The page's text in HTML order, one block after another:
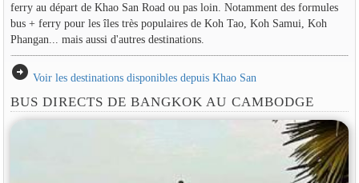
ferry au départ de Khao San Road ou pas loin. Notamment des formules
bus + ferry pour les îles très populaires de Koh Tao, Koh Samui, Koh
Phangan... mais aussi d'autres destinations.
arrow_circle_right Voir les destinations disponibles depuis Khao San
BUS DIRECTS DE BANGKOK AU CAMBODGE